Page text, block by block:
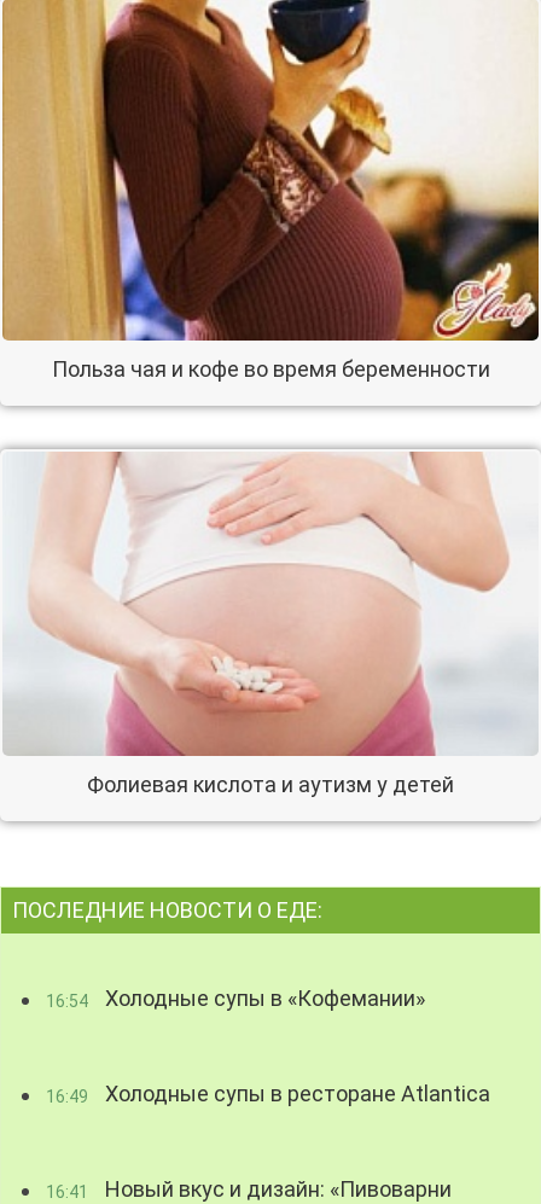
Польза чая и кофе во время беременности
Фолиевая кислота и аутизм у детей
ПОСЛЕДНИЕ НОВОСТИ О ЕДЕ:
16:54 Холодные супы в «Кофемании»
16:49 Холодные супы в ресторане Atlantica
16:41
Новый вкус и дизайн: «Пивоварни